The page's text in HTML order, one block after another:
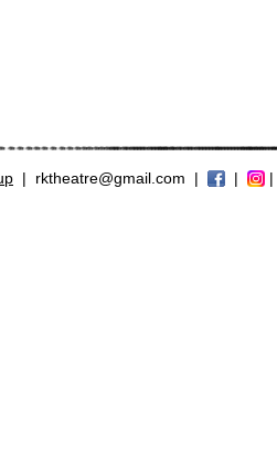
| rktheatre@gmail.com | | |